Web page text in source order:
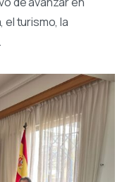
el turismo, la